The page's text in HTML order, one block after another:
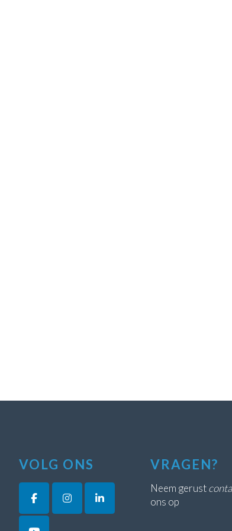
VOLG ONS VRAGEN?
Neem gerust
ons op